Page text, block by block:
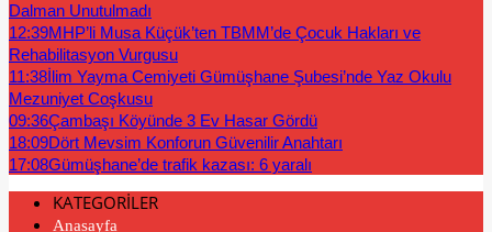
Dalman Unutulmadı
12:39MHP’li Musa Küçük’ten TBMM’de Çocuk Hakları ve
Rehabilitasyon Vurgusu
11:38İlim Yayma Cemiyeti Gümüşhane Şubesi’nde Yaz Okulu
Mezuniyet Coşkusu
09:36Çambaşı Köyünde 3 Ev Hasar Gördü
18:09Dört Mevsim Konforun Güvenilir Anahtarı
17:08Gümüşhane’de trafik kazası: 6 yaralı
KATEGORİLER
Anasayfa